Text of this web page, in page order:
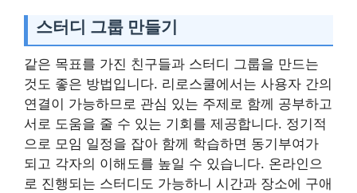
스터디 그룹 만들기
같은 목표를 가진 친구들과 스터디 그룹을 만드는
것도 좋은 방법입니다. 리로스쿨에서는 사용자 간의
연결이 가능하므로 관심 있는 주제로 함께 공부하고
서로 도움을 줄 수 있는 기회를 제공합니다. 정기적
으로 모임 일정을 잡아 함께 학습하면 동기부여가
되고 각자의 이해도를 높일 수 있습니다. 온라인으
로 진행되는 스터디도 가능하니 시간과 장소에 구애